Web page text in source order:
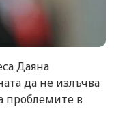
Даяна
да не излъчва
проблемите в